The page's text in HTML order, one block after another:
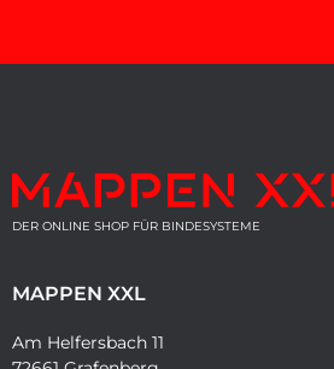
DER ONLINE SHOP FÜR BINDESYSTEME
MAPPEN XXL
Am Helfersbach 11